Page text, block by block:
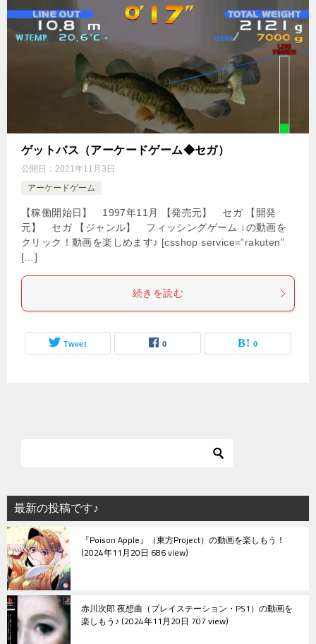
ゲットバス（アーケードゲーム◆セガ）
公開日： 2021年11月3日
アーケードゲーム
【稼働開始日】 1997年11月 【発売元】 セガ 【開発
元】 セガ 【ジャンル】 フィッシングゲーム ↓の動画を
クリック！動画を楽しめます♪ [csshop service=”rakuten”
[…]
続きを読む
Tweet 0 0
最新の投稿です♪
『Poison Apple』（東方Project）の動画を楽しもう！
2024年11月20日 686 view
赤川次郎 夜想曲（プレイステーション・PS1）の動画を
楽しもう♪ 2024年11月20日 707 view